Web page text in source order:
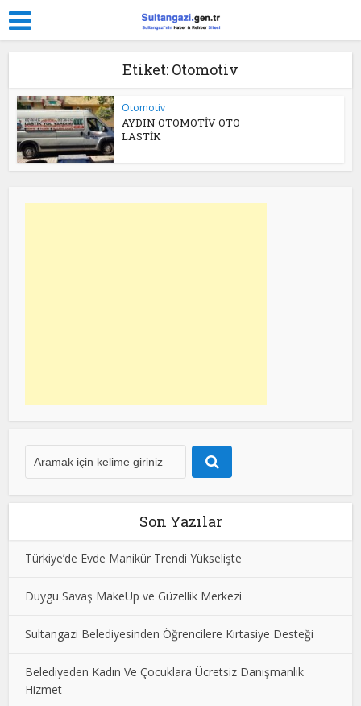
Etiket: Otomotiv
Otomotiv
AYDIN OTOMOTİV OTO
LASTİK
Son Yazılar
Türkiye’de Evde Manikür Trendi Yükselişte
Duygu Savaş MakeUp ve Güzellik Merkezi
Sultangazi Belediyesinden Öğrencilere Kırtasiye Desteği
Belediyeden Kadın Ve Çocuklara Ücretsiz Danışmanlık
Hizmet